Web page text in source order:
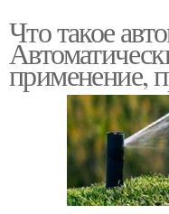
Что такое
применение,